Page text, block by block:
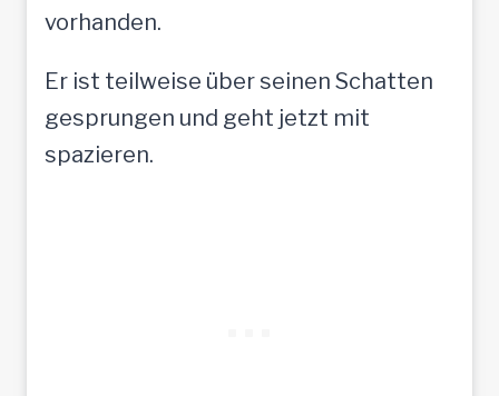
vorhanden.
Er ist teilweise über seinen Schatten
gesprungen und geht jetzt mit
spazieren.